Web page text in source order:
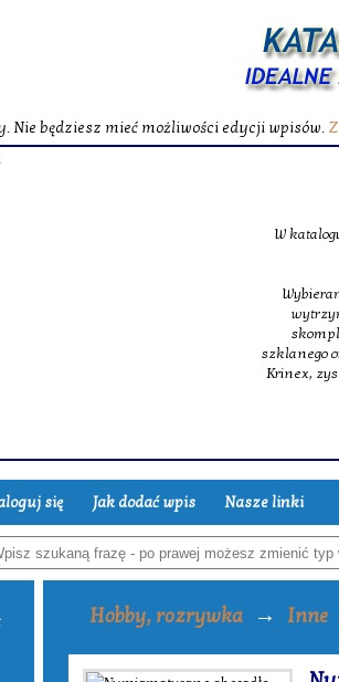
Nie będziesz mieć możliwości edycji wpisów.
W
szklanego
Krinex,
się Jak dodać wpis Nasze linki
Hobby, rozrywka → Inne